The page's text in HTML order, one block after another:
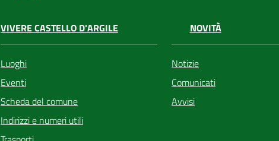
VIVERE CASTELLO D'ARGILE
Luoghi
Eventi
Scheda del comune
Indirizzi e numeri utili
NOVITÀ
Notizie
Comunicati
Avvisi